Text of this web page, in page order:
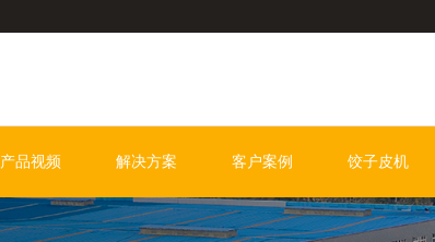
产品视频 解决方案 客户案例 饺子皮机